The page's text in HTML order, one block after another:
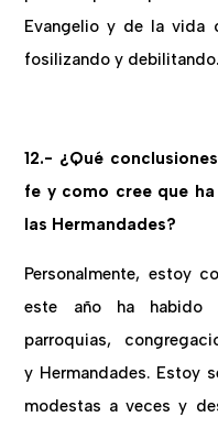
Evangelio y de la vida
fosilizando y debilitando.
12.- ¿Qué
fe y como cree que
las Hermandades?
Personalmente, estoy
este año ha habido
parroquias,
y Hermandades. Estoy
modestas a veces y